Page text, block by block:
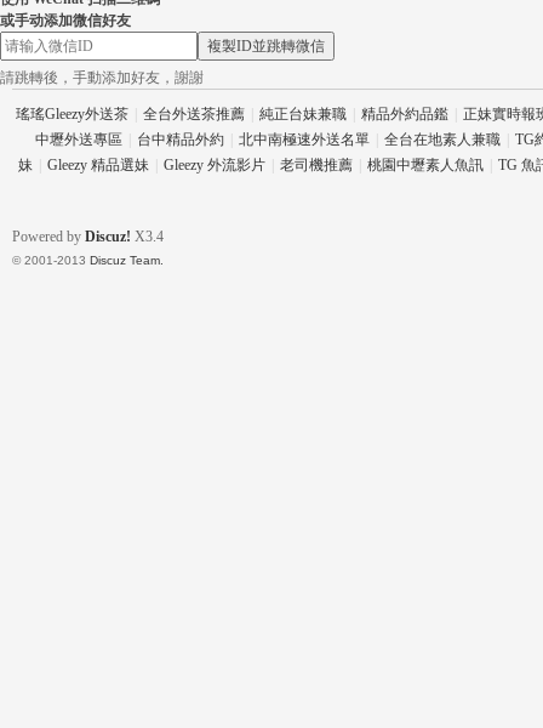
茶
交
或手动添加微信好友
複製ID並跳轉微信
請跳轉後，手動添加好友，謝謝
瑤瑤Gleezy外送茶 全台外送茶推薦 純正台妹兼職 精品外約品鑑
正妹實時報
中壢外送專區
台中精品外約 北中南極速外送名單 全台在地素人兼職
TG
妹
Gleezy 精品選妹 Gleezy 外流影片 老司機推薦 桃園中壢素人魚訊 TG 魚
Powered by Discuz! X3.4
© 2001-2013 Discuz Team.